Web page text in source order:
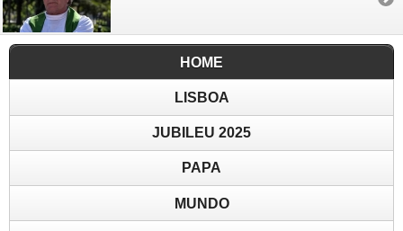
HOME
LISBOA
JUBILEU 2025
PAPA
MUNDO